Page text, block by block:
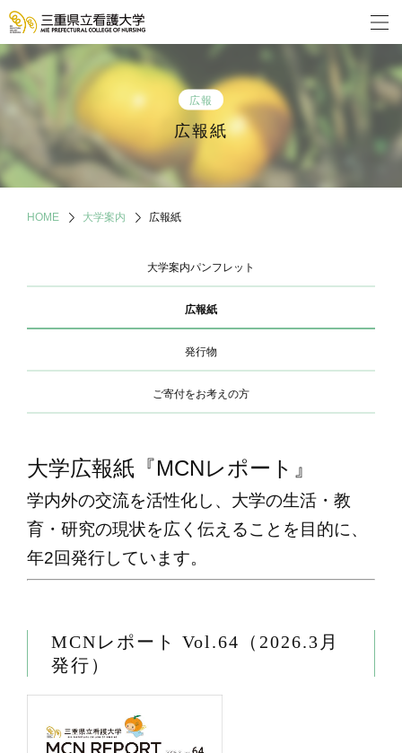
広報
広報紙
HOME 大学案内 広報紙
大学案内パンフレット
広報紙
発行物
ご寄付をお考えの方
大学広報紙『MCNレポート』
学内外の交流を活性化し、大学の生活・教
育・研究の現状を広く伝えることを目的に、
年2回発行しています。
MCNレポート Vol.64（2026.3月
発行）